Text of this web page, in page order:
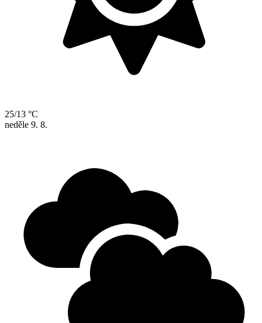
25/13 °C
neděle 9. 8.